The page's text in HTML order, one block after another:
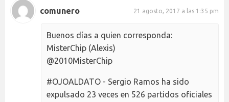
comunero 21 agosto, 2017 a las 1:35 pm
Buenos días a quien corresponda:
MisterChip (Alexis)
‎@2010MisterChip
#OJOALDATO - Sergio Ramos ha sido
expulsado 23 veces en 526 partidos oficiales